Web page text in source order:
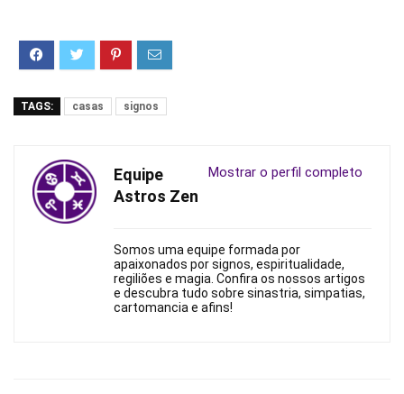
TAGS: casas signos
Mostrar o perfil completo
Equipe
Astros Zen
Somos uma equipe formada por
apaixonados por signos, espiritualidade,
regiliões e magia. Confira os nossos artigos
e descubra tudo sobre sinastria, simpatias,
cartomancia e afins!